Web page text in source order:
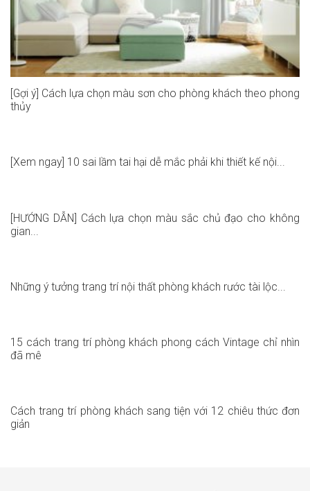
[Gợi ý] Cách lựa chọn màu sơn cho phòng khách theo phong
thủy
[Xem ngay] 10 sai lầm tai hại dễ mắc phải khi thiết kế nội...
[HƯỚNG DẪN] Cách lựa chọn màu sắc chủ đạo cho không
gian...
Những ý tưởng trang trí nội thất phòng khách rước tài lộc...
15 cách trang trí phòng khách phong cách Vintage chỉ nhìn
đã mê
Cách trang trí phòng khách sang tiện với 12 chiêu thức đơn
giản